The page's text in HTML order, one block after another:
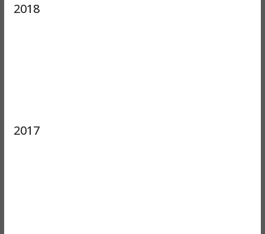
2018
2017